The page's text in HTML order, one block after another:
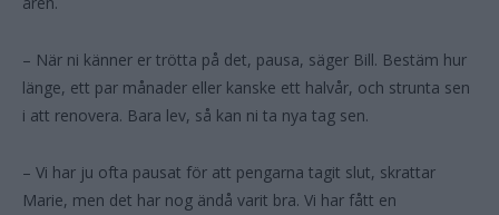
– När ni känner er trötta på det, pausa, säger Bill. Bestäm hur
länge, ett par månader eller kanske ett halvår, och strunta sen
i att renovera. Bara lev, så kan ni ta nya tag sen.
– Vi har ju ofta pausat för att pengarna tagit slut, skrattar
Marie, men det har nog ändå varit bra. Vi har fått en